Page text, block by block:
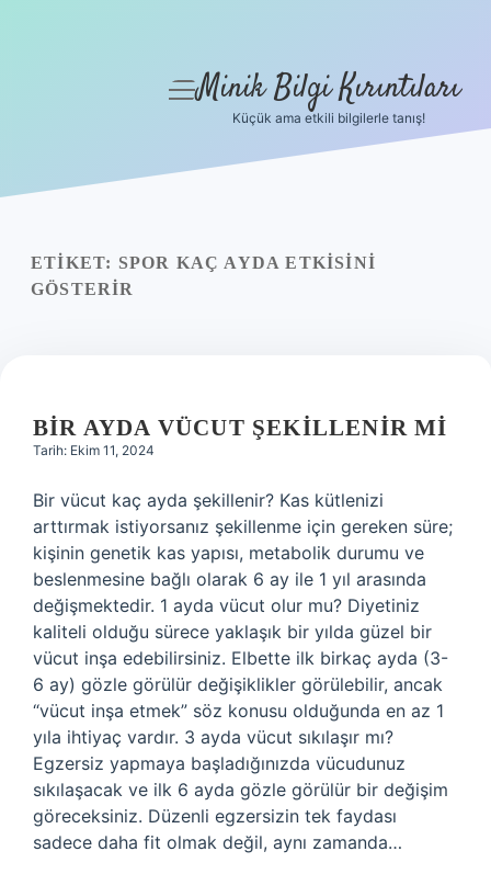
Yasal Uyarı
menüyü
Minik Bilgi Kırıntıları
Küçük ama etkili bilgilerle tanış!
ETIKET: SPOR KAÇ AYDA ETKISINI
GÖSTERIR
BIR AYDA VÜCUT ŞEKILLENIR MI
Tarih: Ekim 11, 2024
Bir vücut kaç ayda şekillenir? Kas kütlenizi
arttırmak istiyorsanız şekillenme için gereken süre;
kişinin genetik kas yapısı, metabolik durumu ve
beslenmesine bağlı olarak 6 ay ile 1 yıl arasında
değişmektedir. 1 ayda vücut olur mu? Diyetiniz
kaliteli olduğu sürece yaklaşık bir yılda güzel bir
vücut inşa edebilirsiniz. Elbette ilk birkaç ayda (3-
6 ay) gözle görülür değişiklikler görülebilir, ancak
“vücut inşa etmek” söz konusu olduğunda en az 1
yıla ihtiyaç vardır. 3 ayda vücut sıkılaşır mı?
Egzersiz yapmaya başladığınızda vücudunuz
sıkılaşacak ve ilk 6 ayda gözle görülür bir değişim
göreceksiniz. Düzenli egzersizin tek faydası
sadece daha fit olmak değil, aynı zamanda…